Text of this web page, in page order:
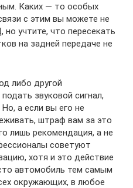
Каких — то особых
с этим вы можете не
учтите, что пересекать
на задней передаче не
либо другой
звуковой сигнал,
а если вы его не
штраф вам за это
лишь рекомендация, а не
советуют
хотя и это действие
автомобиль тем самым
окружающих, в любое